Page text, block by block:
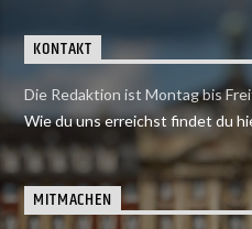
KONTAKT
Die Redaktion ist Montag bis
Wie du uns erreichst findet du
MITMACHEN